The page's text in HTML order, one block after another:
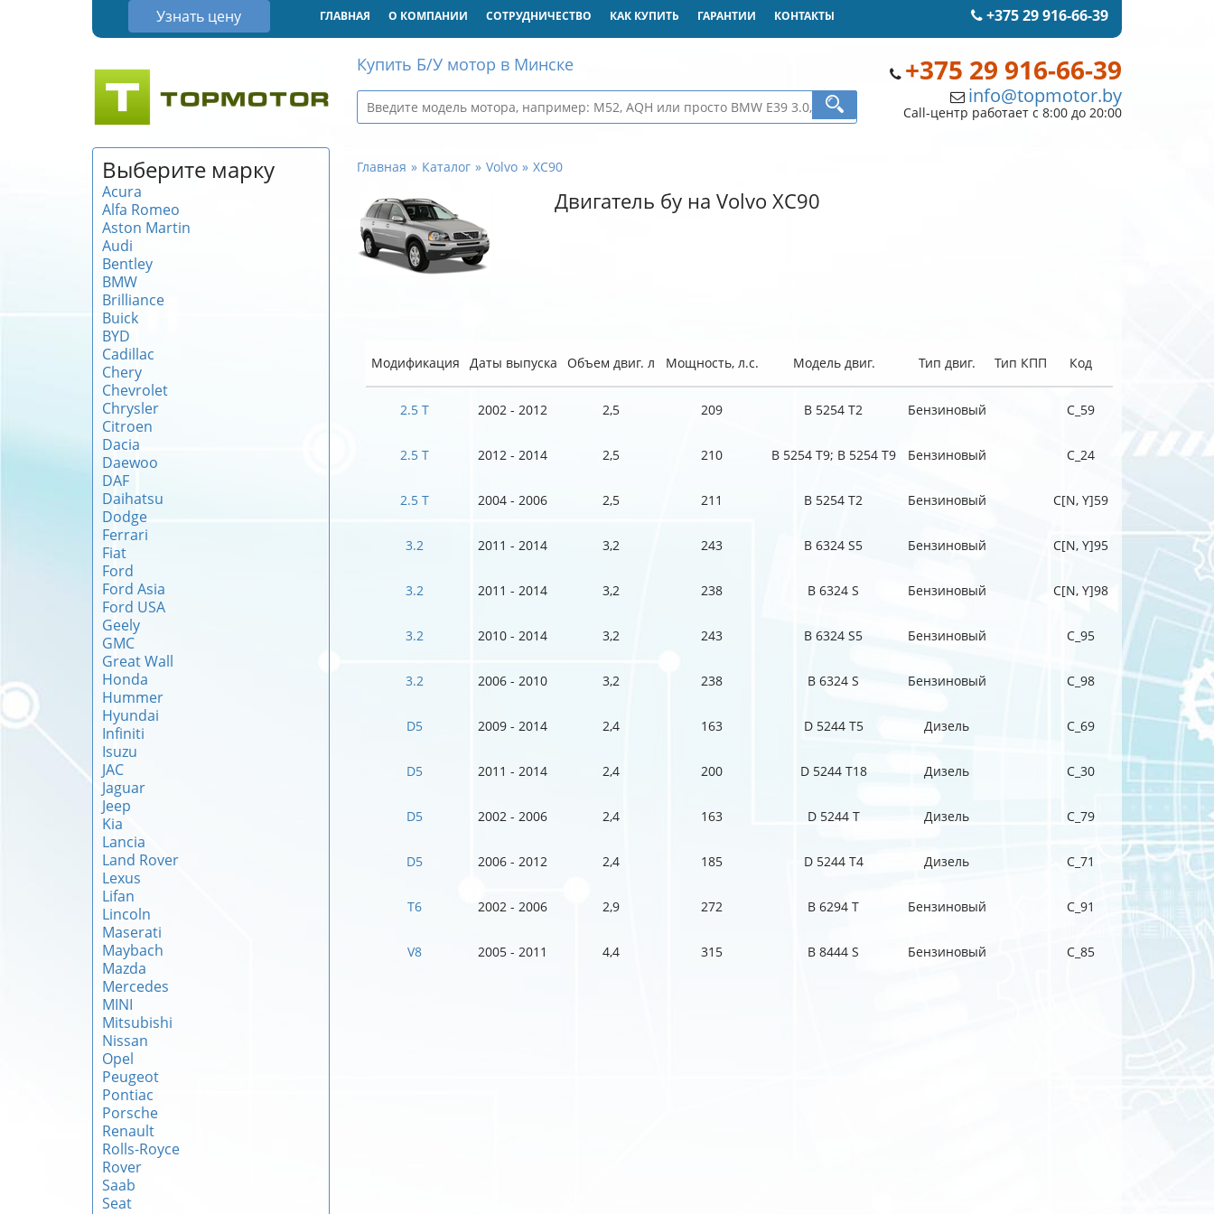
Узнать цену +375 29 916-66-39
ГЛАВНАЯ О КОМПАНИИ СОТРУДНИЧЕСТВО КАК КУПИТЬ ГАРАНТИИ КОНТАКТЫ
+375 29 916-66-39
info@topmotor.by
Call-центр работает с 8:00 до 20:00
Купить Б/У мотор в Минске
Выберите марку
Acura
Alfa Romeo
Aston Martin
Audi
Bentley
BMW
Brilliance
Buick
BYD
Cadillac
Chery
Chevrolet
Chrysler
Citroen
Dacia
Daewoo
DAF
Daihatsu
Dodge
Ferrari
Fiat
Ford
Ford Asia
Ford USA
Geely
GMC
Great Wall
Honda
Hummer
Hyundai
Infiniti
Isuzu
JAC
Jaguar
Jeep
Kia
Lancia
Land Rover
Lexus
Lifan
Lincoln
Maserati
Maybach
Mazda
Mercedes
MINI
Mitsubishi
Nissan
Opel
Peugeot
Pontiac
Porsche
Renault
Rolls-Royce
Rover
Saab
Seat
Главная Каталог Volvo XC90
Двигатель бу на Volvo XC90
Модификация Даты выпуска Объем двиг. л Мощность, л.с. Модель двиг. Тип двиг. Тип КПП Код
2.5 T 2002 - 2012 2,5 209 B 5254 T2 Бензиновый C_59
2.5 T 2012 - 2014 2,5 210 B 5254 T9; B 5254 T9 Бензиновый C_24
2.5 T 2004 - 2006 2,5 211 B 5254 T2 Бензиновый C[N, Y]59
3.2 2011 - 2014 3,2 243 B 6324 S5 Бензиновый C[N, Y]95
3.2 2011 - 2014 3,2 238 B 6324 S Бензиновый C[N, Y]98
3.2 2010 - 2014 3,2 243 B 6324 S5 Бензиновый C_95
3.2 2006 - 2010 3,2 238 B 6324 S Бензиновый C_98
D5 2009 - 2014 2,4 163 D 5244 T5 Дизель C_69
D5 2011 - 2014 2,4 200 D 5244 T18 Дизель C_30
D5 2002 - 2006 2,4 163 D 5244 T Дизель C_79
D5 2006 - 2012 2,4 185 D 5244 T4 Дизель C_71
T6 2002 - 2006 2,9 272 B 6294 T Бензиновый C_91
V8 2005 - 2011 4,4 315 B 8444 S Бензиновый C_85